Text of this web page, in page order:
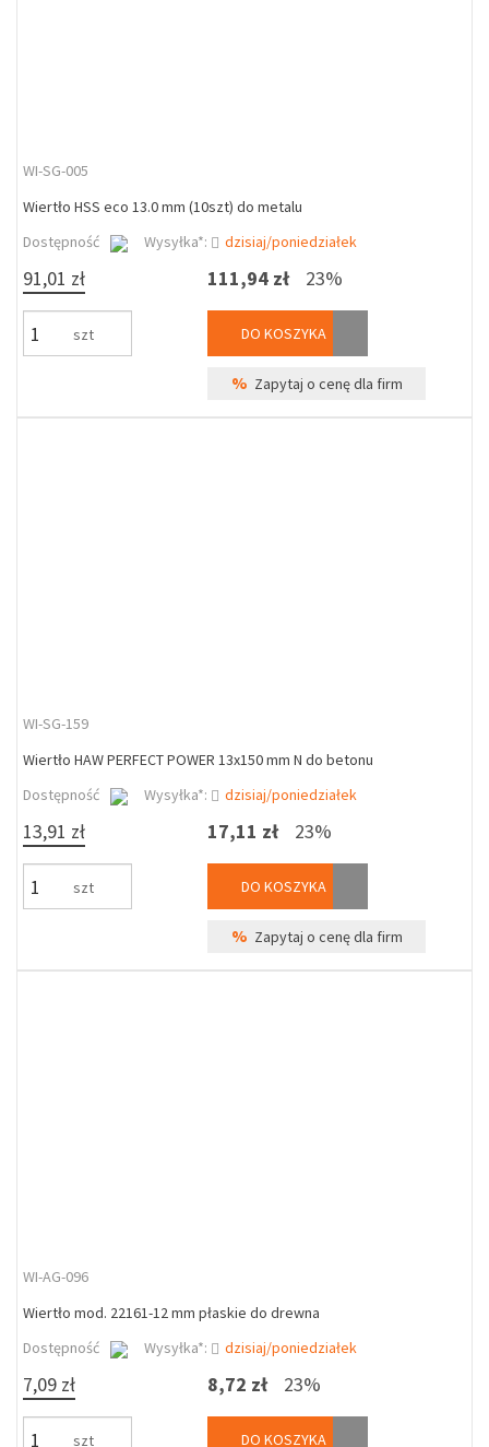
WI-SG-005
Wiertło HSS eco 13.0 mm (10szt) do metalu
Dostępność
Wysyłka*: dzisiaj/poniedziałek
91,01 zł
szt
111,94 zł 23%
DO KOSZYKA
% Zapytaj o cenę dla firm
WI-SG-159
Wiertło HAW PERFECT POWER 13x150 mm N do betonu
Dostępność
Wysyłka*: dzisiaj/poniedziałek
13,91 zł
szt
17,11 zł 23%
DO KOSZYKA
% Zapytaj o cenę dla firm
WI-AG-096
Wiertło mod. 22161-12 mm płaskie do drewna
Dostępność
Wysyłka*: dzisiaj/poniedziałek
7,09 zł
szt
8,72 zł 23%
DO KOSZYKA